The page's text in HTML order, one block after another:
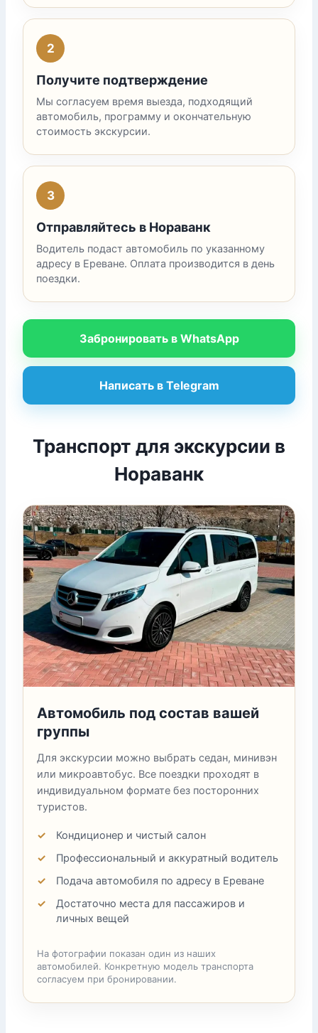
2
Получите подтверждение
Мы согласуем время выезда, подходящий
автомобиль, программу и окончательную
стоимость экскурсии.
3
Отправляйтесь в Нораванк
Водитель подаст автомобиль по указанному
адресу в Ереване. Оплата производится в день
поездки.
Забронировать в WhatsApp
Написать в Telegram
Транспорт для экскурсии в
Нораванк
Автомобиль под состав вашей
группы
Для экскурсии можно выбрать седан, минивэн
или микроавтобус. Все поездки проходят в
индивидуальном формате без посторонних
туристов.
Кондиционер и чистый салон
Профессиональный и аккуратный водитель
Подача автомобиля по адресу в Ереване
Достаточно места для пассажиров и
личных вещей
На фотографии показан один из наших
автомобилей. Конкретную модель транспорта
согласуем при бронировании.